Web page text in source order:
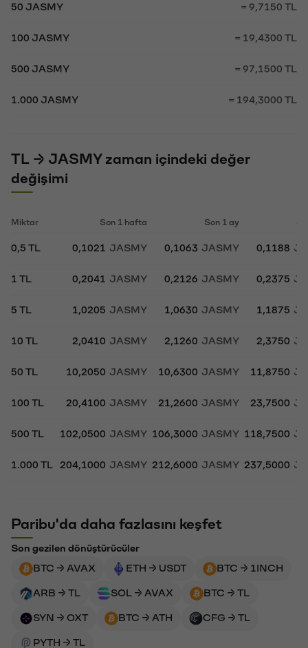
50 JASMY = 9,7150 TL
100 JASMY = 19,4300 TL
500 JASMY = 97,1500 TL
1.000 JASMY = 194,3000 TL
TL → JASMY zaman içindeki değer
değişimi
Miktar Son 1 hafta Son 1 ay
0,5 TL 0,1021 JASMY 0,1063 JASMY 0,1188
1 TL 0,2041 JASMY 0,2126 JASMY 0,2375
5 TL 1,0205 JASMY 1,0630 JASMY 1,1875
10 TL 2,0410 JASMY 2,1260 JASMY 2,3750
50 TL 10,2050 JASMY 10,6300 JASMY 11,8750
100 TL 20,4100 JASMY 21,2600 JASMY 23,7500
500 TL 102,0500 JASMY 106,3000 JASMY 118,7500
1.000 TL 204,1000 JASMY 212,6000 JASMY 237,5000
Paribu'da daha fazlasını keşfet
Son gezilen dönüştürücüler
BTC → AVAX
ETH → USDT BTC → 1INCH
ARB → TL SOL → AVAX BTC → TL
SYN → OXT BTC → ATH CFG → TL
PYTH → TL